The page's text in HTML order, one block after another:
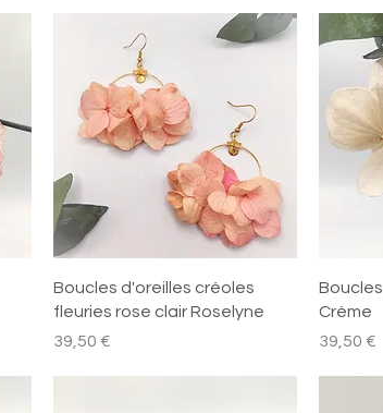
Aperçu rapide
Boucles d'oreilles créoles
fleuries rose clair Roselyne
Prix
39,50 €
Crème
Prix
39,50 €